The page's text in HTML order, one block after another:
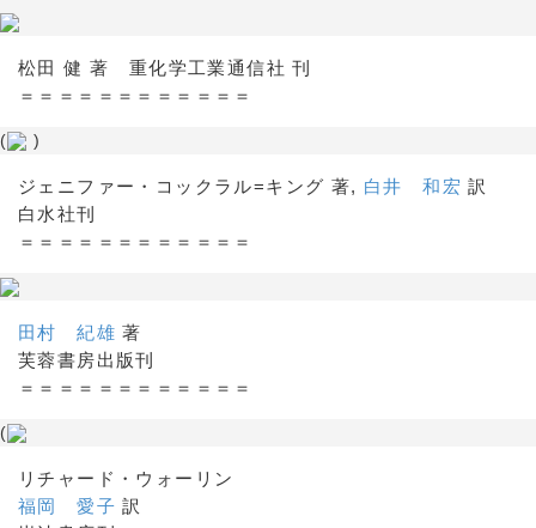
松田 健 著 重化学工業通信社 刊
＝＝＝＝＝＝＝＝＝＝＝＝
( )
ジェニファー・コックラル=キング 著, 白井 和宏 訳
白水社刊
＝＝＝＝＝＝＝＝＝＝＝＝
田村 紀雄 著
芙蓉書房出版刊
＝＝＝＝＝＝＝＝＝＝＝＝
(
リチャード・ウォーリン
福岡 愛子 訳